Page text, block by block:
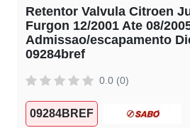
Retentor Valvula Citroen
Furgon 12/2001 Ate 08/
Admissao/escapamento
09284bref
0.0 (0)
09284BREF